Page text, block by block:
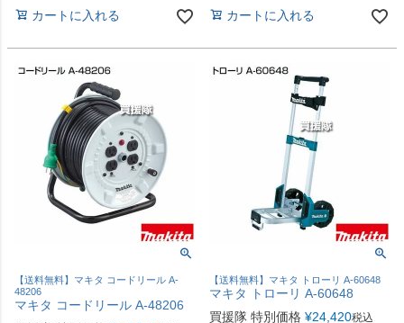
カートに入れる カートに入れる
【送料無料】マキタ コードリール A-
48206
マキタ コードリール A-48206
【送料無料】マキタ トローリ A-60648
マキタ トローリ A-60648
買援隊 特別価格 ¥24,420税込